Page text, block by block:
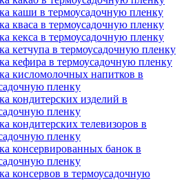
каши в термоусадочную пленку
кваса в термоусадочную пленку
кекса в термоусадочную пленку
кетчупа в термоусадочную пленку
кефира в термоусадочную пленку
кисломолочных напитков в
пленку
кондитерских изделий в
пленку
кондитерских телевизоров в
пленку
консервированных банок в
пленку
консервов в термоусадочную